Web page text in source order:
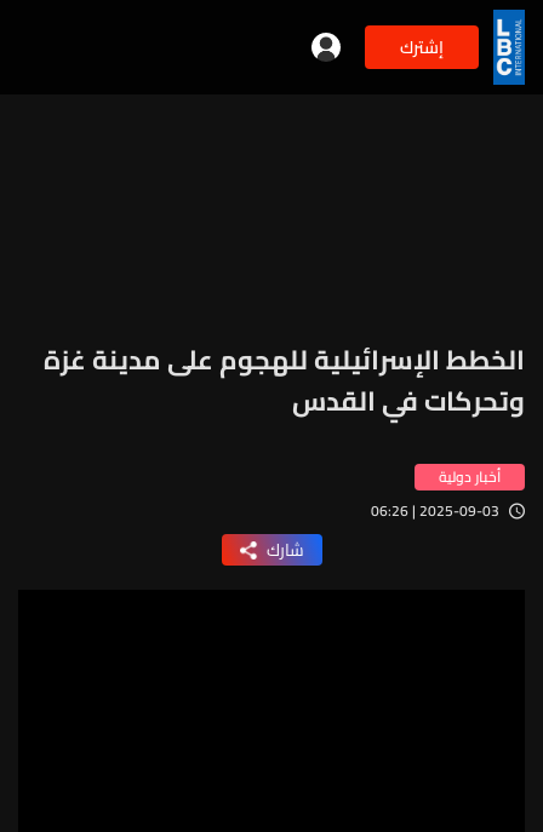
إشترك
الخطط الإسرائيلية للهجوم على مدينة غزة
وتحركات في القدس
أخبار دولية
2025-09-03 | 06:26
شارك